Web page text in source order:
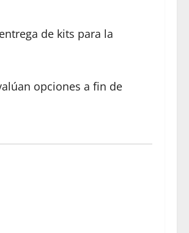
de kits para la
opciones a fin de